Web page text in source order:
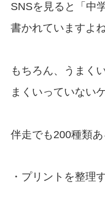
SNSを見ると「中
書かれていますよね
もちろん、うまく
まくいっていない
伴走でも200種類あ
・プリントを整理